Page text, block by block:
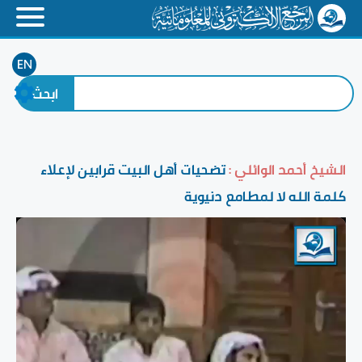
EN
الشيخ أحمد الوائلي :تضحيات أهل البيت قرابين لإعلاء
كلمة الله لا لمطامع دنيوية